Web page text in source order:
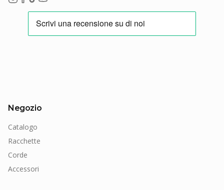
Negozio
Catalogo
Racchette
Corde
Accessori